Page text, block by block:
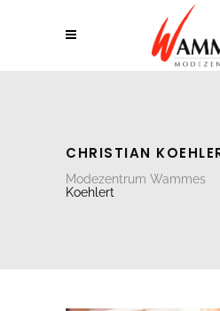
CHRISTIAN
Modezentrum Wammes
Koehlert